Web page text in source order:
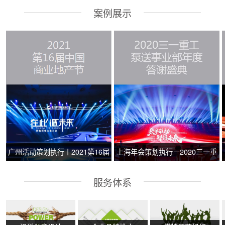
案例展示
广州活动策划执行丨2021第16届
上海年会策划执行－2020三一重
服务体系